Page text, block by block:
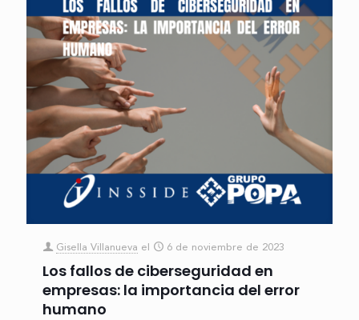
Gisella Villanueva el 6 de noviembre de 2023
Los fallos de ciberseguridad en
empresas: la importancia del error
humano